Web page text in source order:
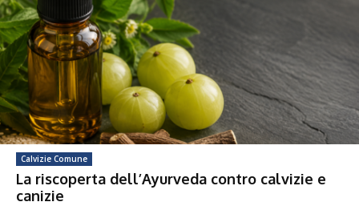
Calvizie Comune
La riscoperta dell’Ayurveda contro calvizie e
canizie